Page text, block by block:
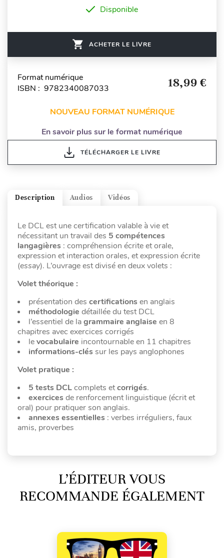
Disponible
ACHETER LE LIVRE
Format numérique
ISBN : 9782340087033
18,99 €
NOUVEAU FORMAT NUMÉRIQUE
En savoir plus sur le format numérique
TÉLÉCHARGER LE LIVRE
Vidéos
Audios
Description
Le DCL est une certification valable à vie et
nécessitant un travail des 5 compétences
langagières : compréhension écrite et orale,
expression et interaction orales, et expression écrite
(essay). L’ouvrage est divisé en deux volets :
Volet théorique :
présentation des certifications en anglais
méthodologie détaillée du test DCL
l’essentiel de lagrammaire anglaise en 8
chapitres avec exercices corrigés
levocabulaire incontournable en 11 chapitres
informations-clés sur les pays anglophones
Volet pratique :
5 tests DCLcomplets etcorrigés.
exercices de renforcement linguistique (écrit et
oral) pour pratiquer son anglais.
annexes essentielles : verbes irréguliers, faux
amis, proverbes
L’ÉDITEUR VOUS
RECOMMANDE ÉGALEMENT